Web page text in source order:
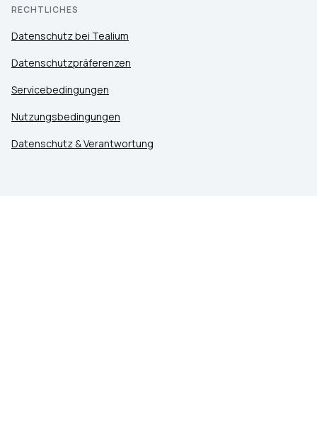
RECHTLICHES
Datenschutz bei Tealium
Datenschutzpräferenzen
Servicebedingungen
Nutzungsbedingungen
Datenschutz & Verantwortung